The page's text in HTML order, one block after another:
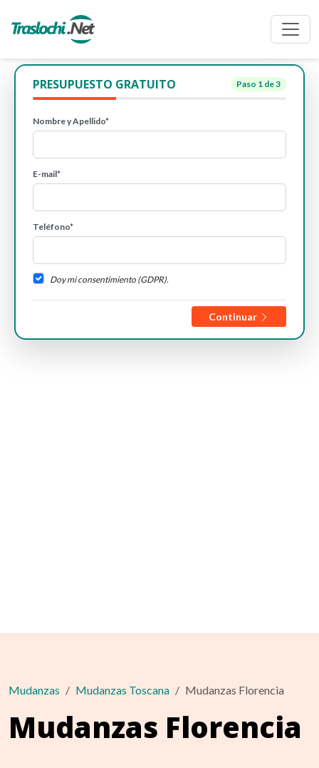
PRESUPUESTO GRATUITO Paso 1 de 3
Nombre y Apellido*
E-mail*
Teléfono*
Doy mi consentimiento (GDPR).
Continuar
Mudanzas Mudanzas Toscana Mudanzas Florencia
Mudanzas Florencia